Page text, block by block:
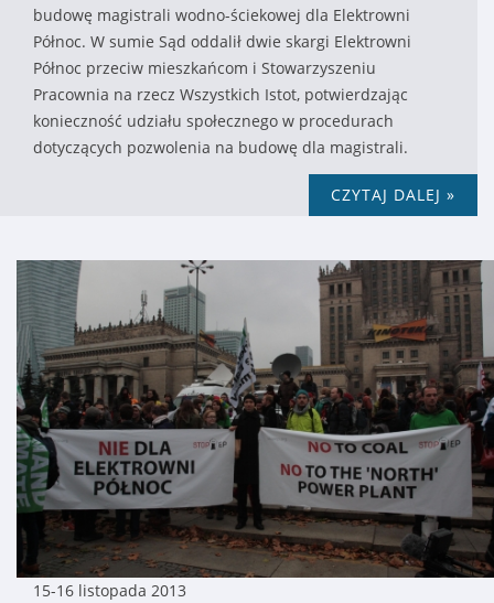
budowę magistrali wodno-ściekowej dla Elektrowni
Północ. W sumie Sąd oddalił dwie skargi Elektrowni
Północ przeciw mieszkańcom i Stowarzyszeniu
Pracownia na rzecz Wszystkich Istot, potwierdzając
konieczność udziału społecznego w procedurach
dotyczących pozwolenia na budowę dla magistrali.
CZYTAJ DALEJ »
15-16 listopada 2013